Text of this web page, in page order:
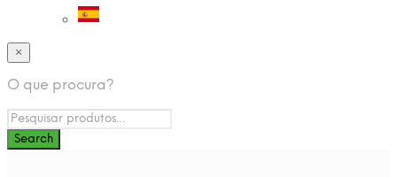
×
O que procura?